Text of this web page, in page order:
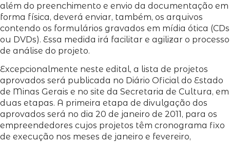
além do preenchimento e envio da documentação em
forma física, deverá enviar, também, os arquivos
contendo os formulários gravados em mídia ótica (CDs
ou DVDs). Essa medida irá facilitar e agilizar o processo
de análise do projeto.
Excepcionalmente neste edital, a lista de projetos
aprovados será publicada no Diário Oficial do Estado
de Minas Gerais e no site da Secretaria de Cultura, em
duas etapas. A primeira etapa de divulgação dos
aprovados será no dia 20 de janeiro de 2011, para os
empreendedores cujos projetos têm cronograma fixo
de execução nos meses de janeiro e fevereiro,